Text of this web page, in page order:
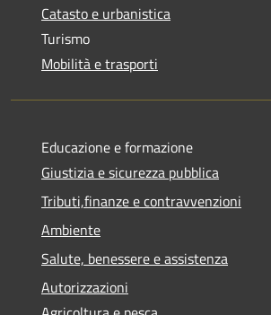
Catasto e urbanistica
Turismo
Mobilità e trasporti
Educazione e formazione
Giustizia e sicurezza pubblica
Tributi,finanze e contravvenzioni
Ambiente
Salute, benessere e assistenza
Autorizzazioni